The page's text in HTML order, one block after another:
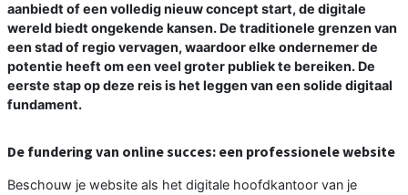
aanbiedt of een volledig nieuw concept start, de digitale
wereld biedt ongekende kansen. De traditionele grenzen van
een stad of regio vervagen, waardoor elke ondernemer de
potentie heeft om een veel groter publiek te bereiken. De
eerste stap op deze reis is het leggen van een solide digitaal
fundament.
De fundering van online succes: een professionele website
Beschouw je website als het digitale hoofdkantoor van je